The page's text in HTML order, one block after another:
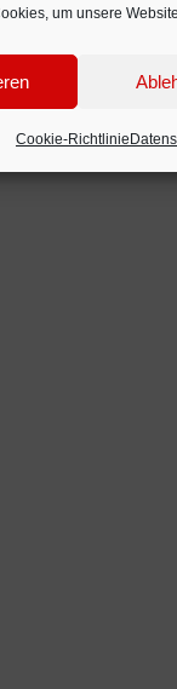
um unsere
Cookie-Richtlinie